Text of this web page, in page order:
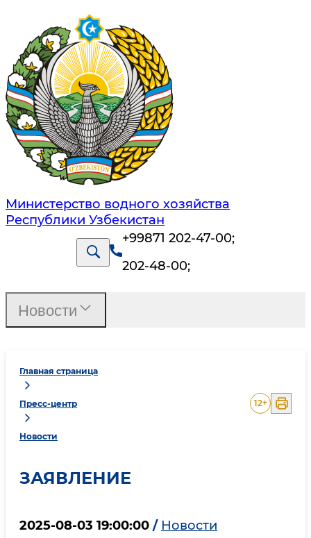
Министерство водного хозяйства
Республики Узбекистан
+99871 202-47-00;
202-48-00;
Главная страница
Пресс-центр
Новости
12+
ЗАЯВЛЕНИЕ
2025-08-03 19:00:00 / Новости
Новости